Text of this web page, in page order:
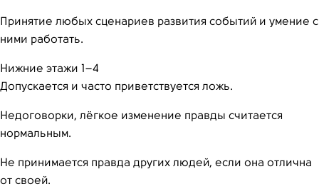
Принятие любых сценариев развития событий и умение с
ними работать.
Нижние этажи 1–4
Допускается и часто приветствуется ложь.
Недоговорки, лёгкое изменение правды считается
нормальным.
Не принимается правда других людей, если она отлична
от своей.